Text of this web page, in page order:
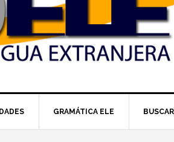
GRAMÁTICA ELE BUSCAR